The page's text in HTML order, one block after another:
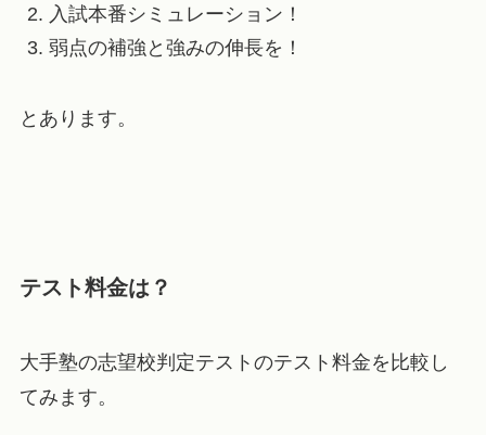
入試本番シミュレーション！
弱点の補強と強みの伸長を！
とあります。
テスト料金は？
大手塾の志望校判定テストのテスト料金を比較し
てみます。